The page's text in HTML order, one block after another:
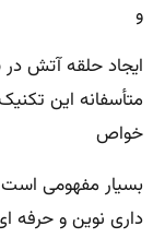
و
ایجاد حلقه آتش در
متأسفانه این
خواص
بسیار مفهومی
داری نوین و حرفه